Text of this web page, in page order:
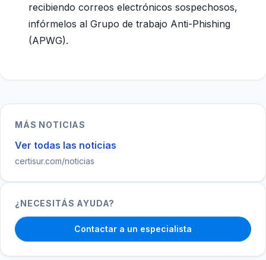
recibiendo correos electrónicos sospechosos,
infórmelos al Grupo de trabajo Anti-Phishing
(APWG).
MÁS NOTICIAS
Ver todas las noticias
certisur.com/noticias
¿NECESITÁS AYUDA?
Contactar a un especialista